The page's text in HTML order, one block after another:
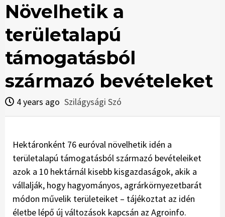
Növelhetik a
területalapú
támogatásból
származó bevé­te­leket
4 years ago Szilágysági Szó
Hektáronként 76 euróval növelhetik idén a
területalapú támogatásból származó bevé­te­leiket
azok a 10 hektárnál kisebb kisgazdaságok, akik a
vállalják, hogy hagyományos, agrárkörnyezetbarát
módon művelik területeiket – tájékoztat az idén
életbe lépő új változások kapcsán az Agroinfo.